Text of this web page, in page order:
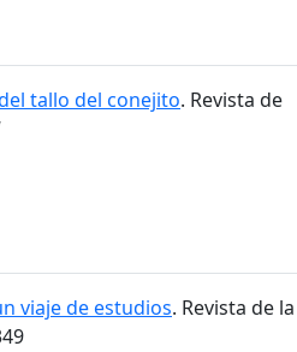
tallo del conejito. Revista de
viaje de estudios. Revista de la